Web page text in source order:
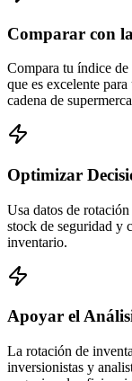
Comparar con
Compara tu índice
que es excelente
cadena de
Optimizar
Usa datos de
stock de seguridad y
inventario.
Apoyar el
La rotación de
inversionistas y